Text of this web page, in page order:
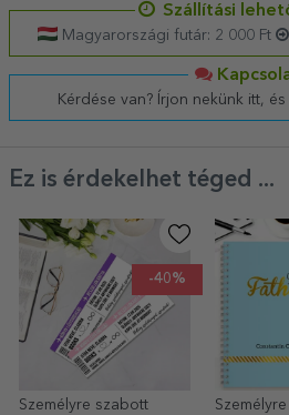
Szállítási
Magyarországi futár: 2 000 Ft
Kérdése van? Írjon nekünk itt,
Ez is érdekelhet téged ...
-40%
Személyre szabott